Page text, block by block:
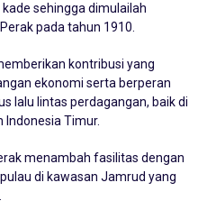
sehingga dimulailah
pada tahun 1910.
kontribusi yang
ekonomi serta berperan
lalu lintas perdagangan, baik di
Indonesia Timur.
menambah fasilitas dengan
di kawasan Jamrud yang